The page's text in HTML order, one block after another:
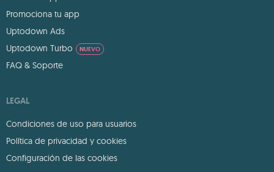
Promociona tu app
Uptodown Ads
Uptodown Turbo
NUEVO
FAQ & Soporte
LEGAL
Condiciones de uso para usuarios
Política de privacidad y cookies
Configuración de las cookies